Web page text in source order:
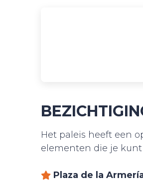
Het paleis heeft een
elementen die je
Plaza de la